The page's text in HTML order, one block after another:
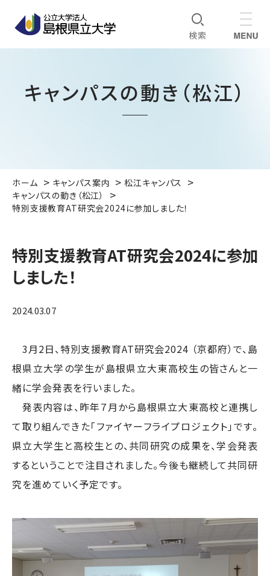
キャンパスの動き（松江）
ホーム キャンパス案内
松江キャンパス
キャンパスの動き（松江）
特別支援教育AT研究会2024に参加しました！
特別支援教育AT研究会2024に参加
しました！
2024.03.07
3月2日、特別支援教育AT研究会2024 （京都府）で、島
根県立大学の学生が島根県立大東高校生の皆さんと一
緒に学会発表を行いました。
発表内容は、昨年７月から島根県立大東高校と連携し
て取り組んできた「ファイヤーフライプロジェクト」です。
県立大学生と高校生との、共同研究の成果を、学会発表
するということで注目されました。今後も継続して共同研
究を進めていく予定です。